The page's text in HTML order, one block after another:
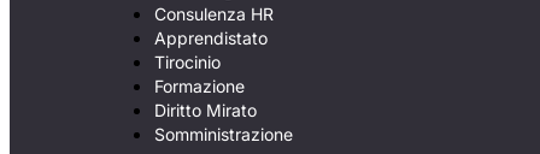
Consulenza HR
Apprendistato
Tirocinio
Formazione
Diritto Mirato
Somministrazione